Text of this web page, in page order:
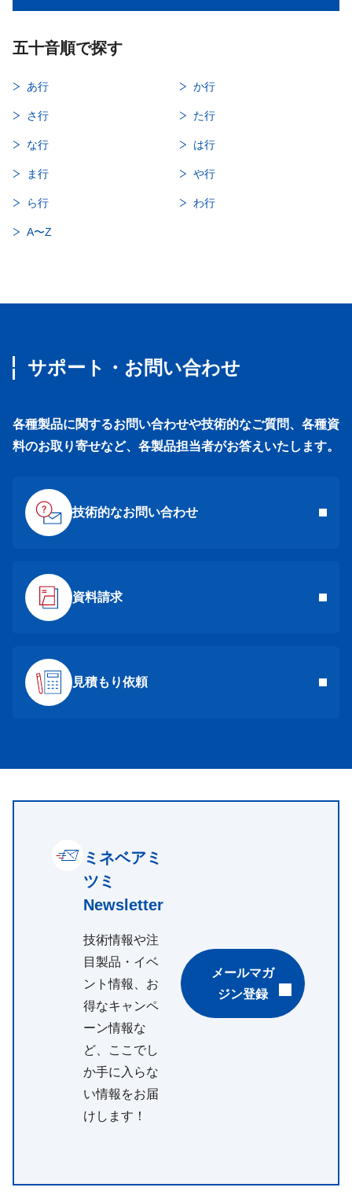
五十音順で探す
あ行 か行
さ行 た行
な行 は行
ま行 や行
ら行 わ行
A〜Z
サポート・お問い合わせ
各種製品に関するお問い合わせや技術的なご質問、各種資
料のお取り寄せなど、各製品担当者がお答えいたします。
技術的なお問い合わせ
資料請求
見積もり依頼
ミネベアミ
ツミ
Newsletter
技術情報や注
目製品・イベ
ント情報、お
得なキャンペ
ーン情報な
ど、ここでし
か手に入らな
い情報をお届
けします！
メールマガ
ジン登録